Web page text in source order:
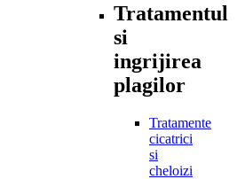
Tratamentul
si
ingrijirea
plagilor
Tratamente
cicatrici
si
cheloizi